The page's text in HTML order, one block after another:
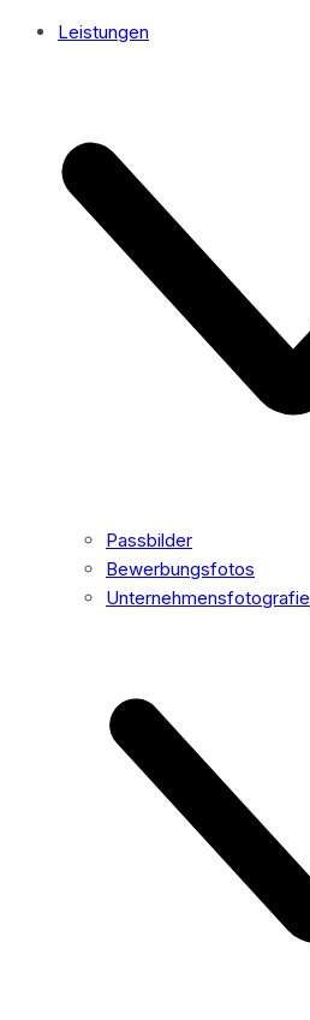
Leistungen
Passbilder
Bewerbungsfotos
Unternehmensfotografie